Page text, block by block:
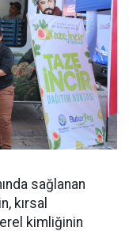
sağlanan
kırsal
kimliğinin